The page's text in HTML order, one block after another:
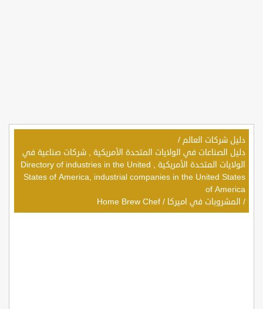
دليل شركات العالم /
دليل الصناعات في الولايات المتحدة الأمريكية , شركات صناعية في
الولايات المتحدة الأمريكية , Directory of industries in the United
States of America, industrial companies in the United States
of America
/ المشروبات في اميركا /
Home Brew Chef